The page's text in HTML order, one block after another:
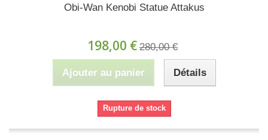
Obi-Wan Kenobi Statue Attakus
198,00 € 280,00 €
Ajouter au panier Détails
Rupture de stock